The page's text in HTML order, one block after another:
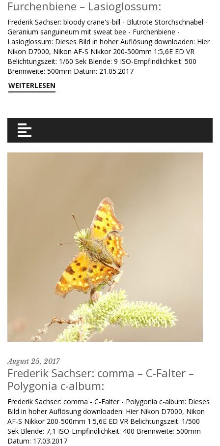
Furchenbiene – Lasioglossum:
Frederik Sachser: bloody crane's-bill - Blutrote Storchschnabel -
Geranium sanguineum mit sweat bee - Furchenbiene -
Lasioglossum: Dieses Bild in hoher Auflösung downloaden: Hier
Nikon D7000, Nikon AF-S Nikkor 200-500mm 1:5,6E ED VR
Belichtungszeit: 1/60 Sek Blende: 9 ISO-Empfindlichkeit: 500
Brennweite: 500mm Datum: 21.05.2017
WEITERLESEN
August 25, 2017
Frederik Sachser: comma – C-Falter –
Polygonia c-album:
Frederik Sachser: comma - C-Falter - Polygonia c-album: Dieses
Bild in hoher Auflösung downloaden: Hier Nikon D7000, Nikon
AF-S Nikkor 200-500mm 1:5,6E ED VR Belichtungszeit: 1/500
Sek Blende: 7,1 ISO-Empfindlichkeit: 400 Brennweite: 500mm
Datum: 17.03.2017